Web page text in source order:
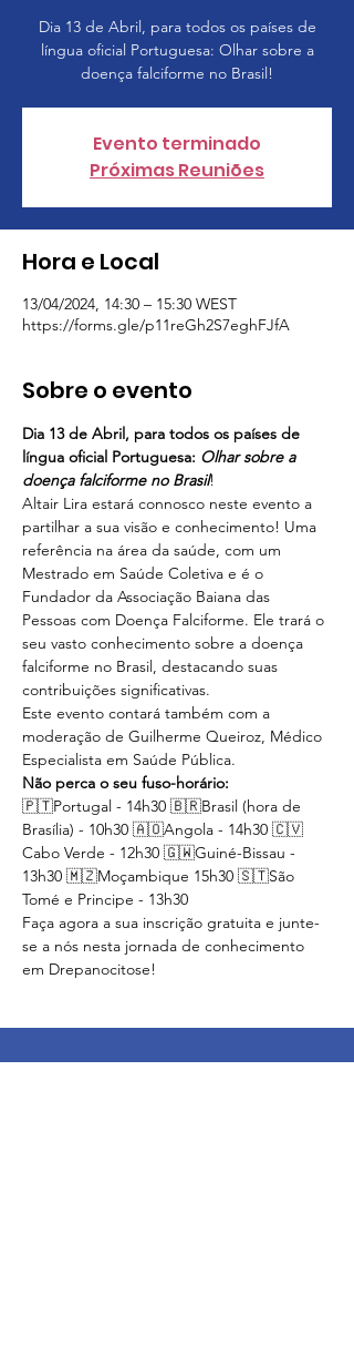
Dia 13 de Abril, para todos os países de
língua oficial Portuguesa: Olhar sobre a
doença falciforme no Brasil!
Evento terminado
Próximas Reuniões
Hora e Local
13/04/2024, 14:30 – 15:30 WEST
https://forms.gle/p11reGh2S7eghFJfA
Sobre o evento
Dia 13 de Abril, para todos os países de
língua oficial Portuguesa: Olhar sobre a
doença falciforme no Brasil!
Altair Lira estará connosco neste evento a
partilhar a sua visão e conhecimento! Uma
referência na área da saúde, com um
Mestrado em Saúde Coletiva e é o
Fundador da Associação Baiana das
Pessoas com Doença Falciforme. Ele trará o
seu vasto conhecimento sobre a doença
falciforme no Brasil, destacando suas
contribuições significativas.
Este evento contará também com a
moderação de Guilherme Queiroz, Médico
Especialista em Saúde Pública.
Não perca o seu fuso-horário:
🇵🇹Portugal - 14h30 🇧🇷Brasil (hora de
Brasília) - 10h30 🇦🇴Angola - 14h30 🇨🇻
Cabo Verde - 12h30 🇬🇼Guiné-Bissau -
13h30 🇲🇿Moçambique 15h30 🇸🇹São
Tomé e Principe - 13h30
Faça agora a sua inscrição gratuita e junte-
se a nós nesta jornada de conhecimento
em Drepanocitose!